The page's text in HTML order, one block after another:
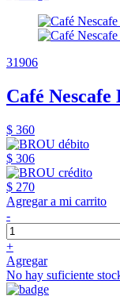
31906
Café
$ 360
$ 306
$ 270
Agregar a mi carrito
-
+
Agregar
No hay suficiente